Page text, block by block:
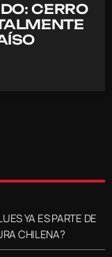
CERRO
YA ES PARTE DE
CHILENA?